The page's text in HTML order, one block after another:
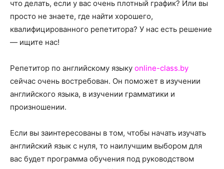
что делать, если у вас очень плотный график? Или вы
просто не знаете, где найти хорошего,
квалифицированного репетитора? У нас есть решение
— ищите нас!
Репетитор по английскому языку online-class.by
сейчас очень востребован. Он поможет в изучении
английского языка, в изучении грамматики и
произношении.
Если вы заинтересованы в том, чтобы начать изучать
английский язык с нуля, то наилучшим выбором для
вас будет программа обучения под руководством